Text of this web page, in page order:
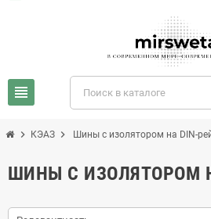
view_headline
chevron_right КЭАЗ chevron_right Шины с изолятором на DIN-
ШИНЫ С ИЗОЛЯТОРОМ